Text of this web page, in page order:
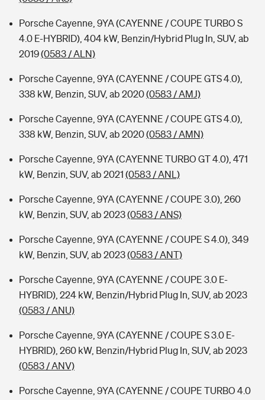
Porsche Cayenne, 9YA (CAYENNE / COUPE TURBO S
4.0 E-HYBRID), 404 kW, Benzin/Hybrid Plug In, SUV, ab
2019(0583 / ALN)
Porsche Cayenne, 9YA (CAYENNE / COUPE GTS 4.0),
338 kW, Benzin, SUV, ab 2020(0583 / AMJ)
Porsche Cayenne, 9YA (CAYENNE / COUPE GTS 4.0),
338 kW, Benzin, SUV, ab 2020(0583 / AMN)
Porsche Cayenne, 9YA (CAYENNE TURBO GT 4.0), 471
kW, Benzin, SUV, ab 2021 (0583 / ANL)
Porsche Cayenne, 9YA (CAYENNE / COUPE 3.0), 260
kW, Benzin, SUV, ab 2023(0583 / ANS)
Porsche Cayenne, 9YA (CAYENNE / COUPE S 4.0), 349
kW, Benzin, SUV, ab 2023(0583 / ANT)
Porsche Cayenne, 9YA (CAYENNE / COUPE 3.0 E-
HYBRID), 224 kW, Benzin/Hybrid Plug In, SUV, ab 2023
(0583 / ANU)
Porsche Cayenne, 9YA (CAYENNE / COUPE S 3.0 E-
HYBRID), 260 kW, Benzin/Hybrid Plug In, SUV, ab 2023
(0583 / ANV)
Porsche Cayenne, 9YA (CAYENNE / COUPE TURBO 4.0